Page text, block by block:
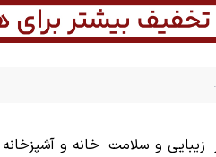
زیبایی و سلامت خانه و آشپزخانه